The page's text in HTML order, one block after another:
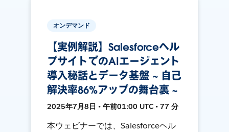
オンデマンド
【実例解説】Salesforceヘル
プサイトでのAIエージェント
導入秘話とデータ基盤 ~ 自己
解決率86%アップの舞台裏 ~
2025年7月8日 • 午前01:00 UTC • 77 分
本ウェビナーでは、Salesforceヘル